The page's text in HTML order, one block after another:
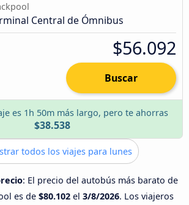
Central de Ómnibus
$56.092
Buscar
es 1h 50m más largo, pero te ahorras
$38.538
todos los viajes para lunes
: El precio del autobús más barato de
es de $80.102 el 3/8/2026. Los viajeros